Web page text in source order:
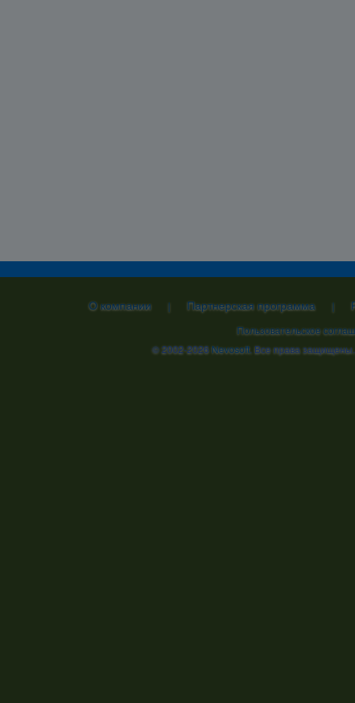
О компании | Партнерская программа |
Пользовательское
© 2002-2026Nevosoft. Все права защищены